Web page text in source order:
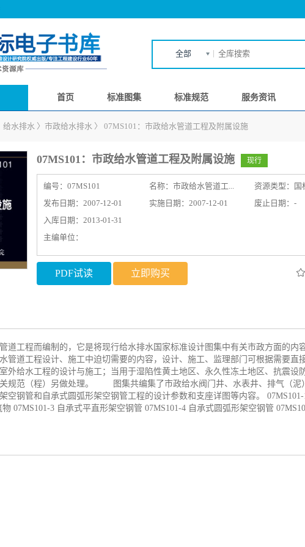
全部
首页 标准图集 标准规范 服务资讯
给水排水 〉 市政给水排水 〉 07MS101：市政给水管道工程及附属设施
07MS101：市政给水管道工程及附属设施 现行
编号： 07MS101 名称： 市政给水管道工...
资源类型：国
发布日期：2007-12-01
实施日期：2007-12-01
废止日期：-
入库日期：2013-01-31
主编单位：
PDF试读 立即购买
工程而编制的，它是将现行给水排水国家标准设计图集中有关市政方面的内
管道工程设计、施工中迫切需要的内容，设计、施工、监理部门可根据需
外给水工程的设计与施工；当用于湿陷性黄土地区、永久性冻土地区、抗震设
规范（程）另做处理。 图集共编集了市政给水阀门井、水表井、排气（泥
空钢管和自承式圆弧形架空钢管工程的设计参数和支座详图等内容。
07MS101-3 自承式平直形架空钢管 07MS101-4 自承式圆弧形架空钢管